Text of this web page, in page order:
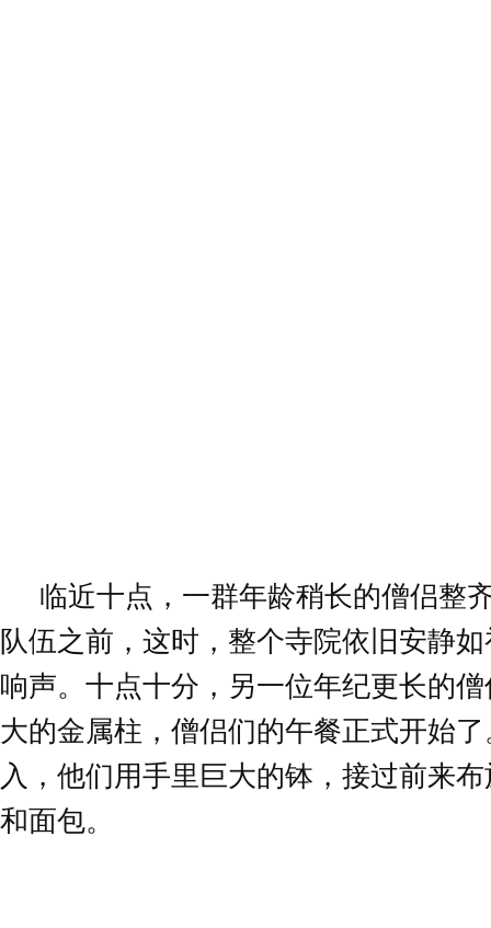
临近十点，一群年龄稍长的僧侣整
队伍之前，这时，整个寺院依旧安静
响声。十点十分，另一位年纪更长的
大的金属柱，僧侣们的午餐正式开始
入，他们用手里巨大的钵，接过前来
和面包。